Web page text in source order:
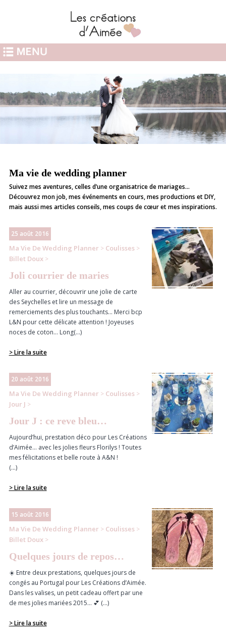
Ma vie de wedding planner
Suivez mes aventures, celles d’une organisatrice de mariages…
Découvrez mon job, mes événements en cours, mes productions et DIY,
mais aussi mes articles conseils, mes coups de cœur et mes inspirations.
25 août 2016
Ma Vie De Wedding Planner > Coulisses>
Billet Doux>
Joli courrier de maries
Aller au courrier, découvrir une jolie de carte
des Seychelles et lire un message de
remerciements des plus touchants… Merci bcp
L&N pour cette délicate attention ! Joyeuses
noces de coton… Long(...)
> Lire la suite
20 août 2016
Ma Vie De Wedding Planner > Coulisses>
Jour J >
Jour J : ce reve bleu…
Aujourd’hui, prestation déco pour Les Créations
d’Aimée… avec les jolies fleurs Florilys ! Toutes
mes félicitations et belle route à A&N !
(...)
> Lire la suite
15 août 2016
Ma Vie De Wedding Planner > Coulisses>
Billet Doux>
Quelques jours de repos…
☀️ Entre deux prestations, quelques jours de
congés au Portugal pour Les Créations d’Aimée.
Dans les valises, un petit cadeau offert par une
de mes jolies mariées 2015… 💕 (...)
> Lire la suite